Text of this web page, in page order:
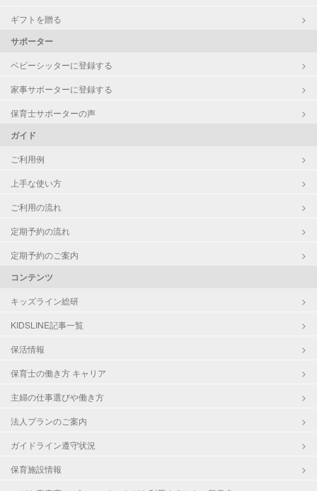
ギフトを贈る
サポーター
ベビーシッターに登録する
家事サポーターに登録する
保育士サポーターの声
ガイド
ご利用例
上手な使い方
ご利用の流れ
定期予約の流れ
定期予約のご案内
コンテンツ
キッズライン総研
KIDSLINE記事一覧
保活情報
保育士の働き方 キャリア
主婦の仕事選びや働き方
法人プランのご案内
ガイドライン遵守状況
保育施設情報